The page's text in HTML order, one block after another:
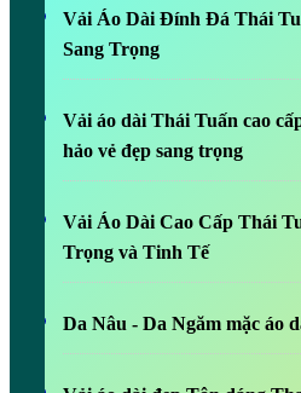
Vải Áo Dài Đính Đá Thái
Sang Trọng
Vải áo dài Thái Tuấn cao
hảo vẻ đẹp sang trọng
Vải Áo Dài Cao Cấp Thái
Trọng và Tinh Tế
Da Nâu - Da Ngăm mặc áo